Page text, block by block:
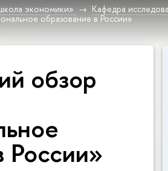
экономики»
Кафедра
образование в России»
обзор
России»